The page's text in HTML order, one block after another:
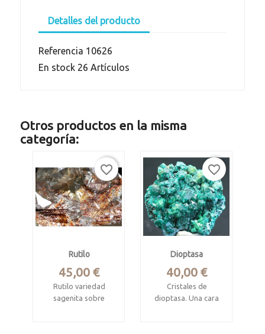
Detalles del producto
Referencia 10626
En stock 26 Artículos
Otros productos en la misma
categoría:
Rutilo
Precio
45,00 €
Rutilo variedad
sagenita sobre
favorite_border
Dioptasa
Precio
40,00 €
Cristales de
dioptasa. Una cara
favorite_border